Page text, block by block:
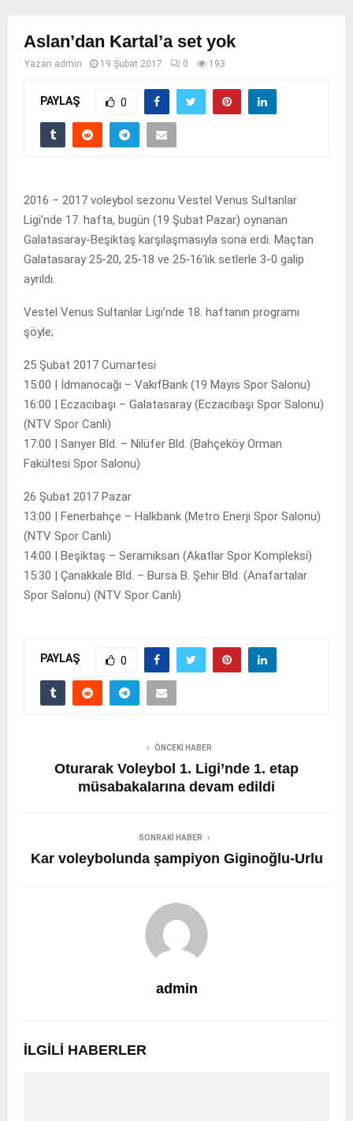
Aslan’dan Kartal’a set yok
Yazan admin 19 Şubat 2017 0 193
PAYLAŞ 0
2016 – 2017 voleybol sezonu Vestel Venus Sultanlar
Ligi’nde 17. hafta, bugün (19 Şubat Pazar) oynanan
Galatasaray-Beşiktaş karşılaşmasıyla sona erdi. Maçtan
Galatasaray 25-20, 25-18 ve 25-16’lık setlerle 3-0 galip
ayrıldı.
Vestel Venus Sultanlar Ligi’nde 18. haftanın programı
şöyle;
25 Şubat 2017 Cumartesi
15:00 | İdmanocağı – VakıfBank (19 Mayıs Spor Salonu)
16:00 | Eczacıbaşı – Galatasaray (Eczacıbaşı Spor Salonu)
(NTV Spor Canlı)
17:00 | Sarıyer Bld. – Nilüfer Bld. (Bahçeköy Orman
Fakültesi Spor Salonu)
26 Şubat 2017 Pazar
13:00 | Fenerbahçe – Halkbank (Metro Enerji Spor Salonu)
(NTV Spor Canlı)
14:00 | Beşiktaş – Seramiksan (Akatlar Spor Kompleksi)
15:30 | Çanakkale Bld. – Bursa B. Şehir Bld. (Anafartalar
Spor Salonu) (NTV Spor Canlı)
PAYLAŞ 0
ÖNCEKI HABER
Oturarak Voleybol 1. Ligi’nde 1. etap
müsabakalarına devam edildi
SONRAKI HABER
Kar voleybolunda şampiyon Giginoğlu-Urlu
admin
İLGILI HABERLER